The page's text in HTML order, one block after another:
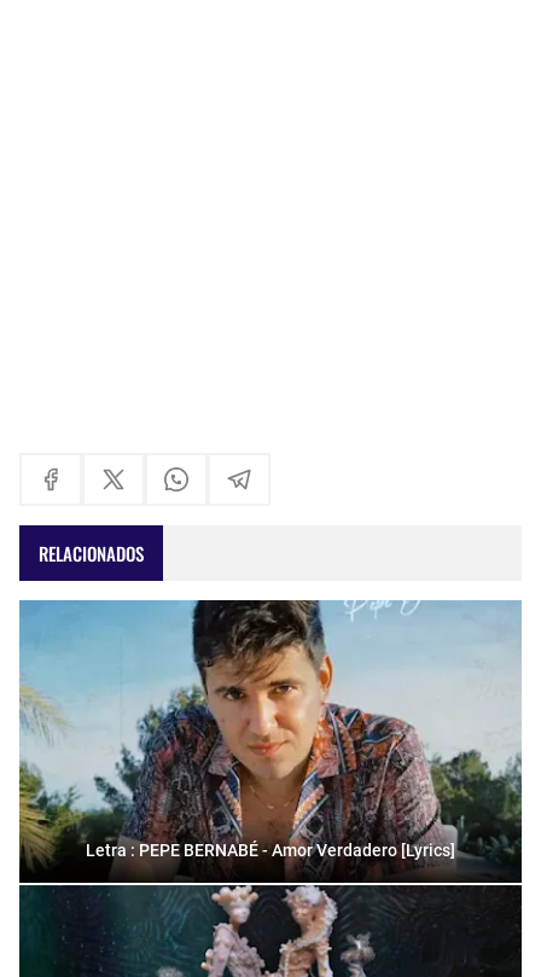
RELACIONADOS
Letra : PEPE BERNABÉ - Amor Verdadero [Lyrics]